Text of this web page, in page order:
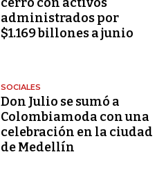
administrados por
$1.169 billones a junio
SOCIALES
Don Julio se sumó a
Colombiamoda con una
celebración en la ciudad
de Medellín